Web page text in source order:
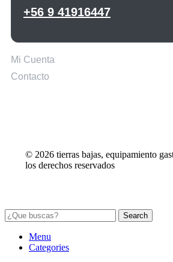
+56 9 41916447
Mi Cuenta
Contacto
© 2026 tierras bajas, equipamiento
los derechos reservados
Search
Menu
Categories